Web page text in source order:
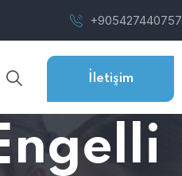
+905427440757
İletişim